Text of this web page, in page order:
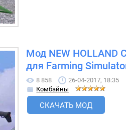
Мод NEW HOLLAND
для Farming
8 858
26-04-2017, 18:35
Комбайны
СКАЧАТЬ МОД